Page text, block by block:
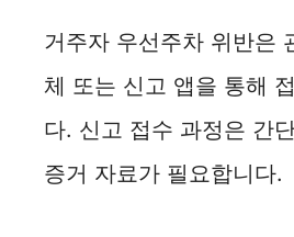
거주자 우선주차 위반은
체 또는 신고 앱을 통해
다. 신고 접수 과정은 간
증거 자료가 필요합니다.